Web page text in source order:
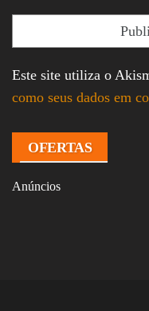
Este site utiliza o
como seus dados em
OFERTAS
Anúncios